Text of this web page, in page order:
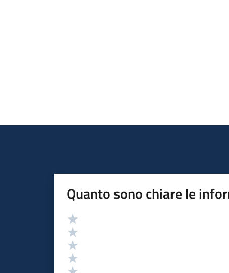
Quanto sono chiare le
Valutazione